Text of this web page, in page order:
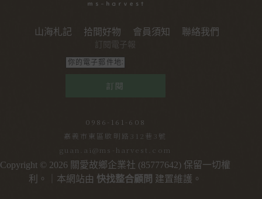
山海札記 拾間好物 會員須知 聯絡我們
訂閱電子報
訂閱
0986-161-608
嘉義市東區啟明路312巷3號
guan.ai@ms-harvest.com
Copyright © 2026 關愛故鄉企業社 (85777642) 保留一切權
利。｜本網站由 快找整合顧問 建置維護。